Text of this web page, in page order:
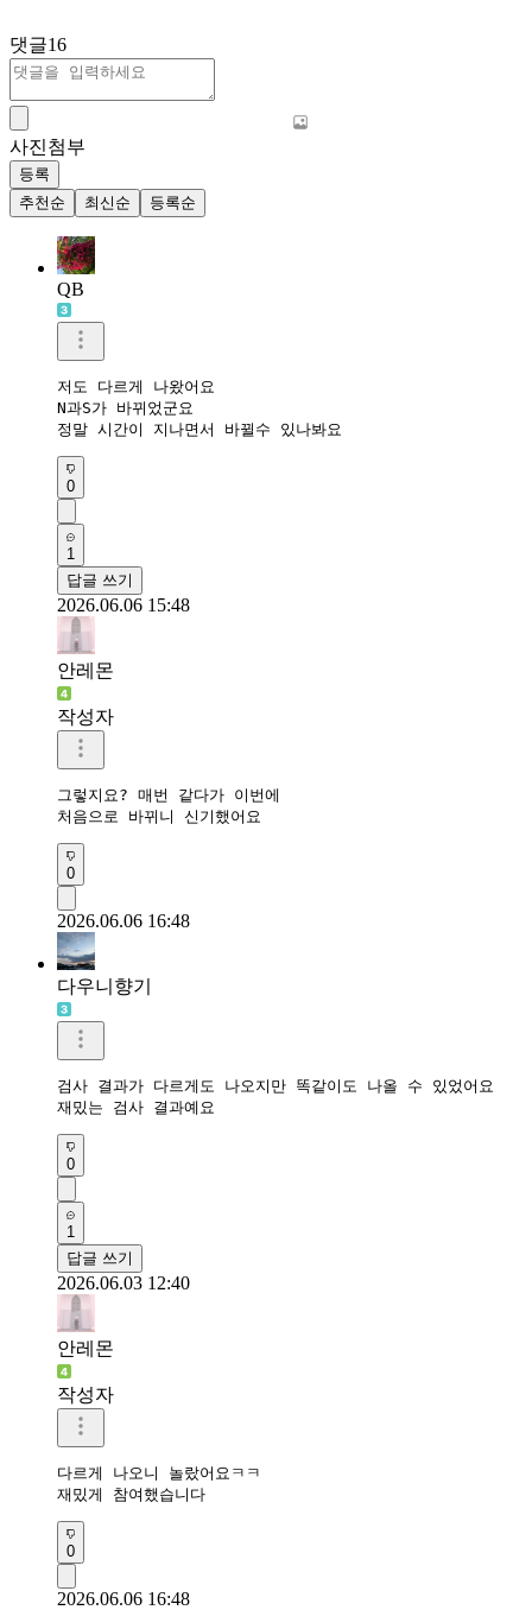
댓글16
사진첨부
등록
추천순
최신순 등록순
QB
저도 다르게 나왔어요
N과S가 바뀌었군요
정말 시간이 지나면서 바뀔수 있나봐요
0
1
답글 쓰기
2026.06.06 15:48
안레몬
작성자
그렇지요? 매번 같다가 이번에
처음으로 바뀌니 신기했어요
0
2026.06.06 16:48
다우니향기
검사 결과가 다르게도 나오지만 똑같이도 나올 수 있었어요
재밌는 검사 결과예요
0
1
답글 쓰기
2026.06.03 12:40
안레몬
작성자
다르게 나오니 놀랐어요ㅋㅋ
재밌게 참여했습니다
0
2026.06.06 16:48